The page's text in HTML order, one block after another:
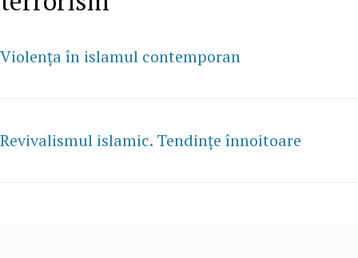
Violenţa în islamul contemporan
Revivalismul islamic. Tendinţe înnoitoare